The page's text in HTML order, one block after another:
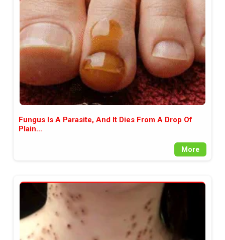
аудитория, затова държим на
прозрачност и коректност от
наша страна. Поднасяме ви
новините такива, каквито са. В
пълния си потенциал.
Fungus Is A Parasite, And It Dies From A Drop Of
Plain...
More